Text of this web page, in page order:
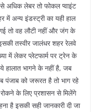
अधिक लेबर तो फोकल प्वाइंट
में अन्य इंडस्ट्री का यही हाल
तो वह लौटी नहीं और जंग के
तस्वीर जालंधर शहर रेलवे
में लेकर प्लेटफार्म पर ट्रेन के
ये हालात भागने के नहीं है, जब
पंजाब को जरूरत है तो भाग रहे
रोकने के लिए प्रशासन से मिलेंगे
है इसकी सही जानकारी दी जा